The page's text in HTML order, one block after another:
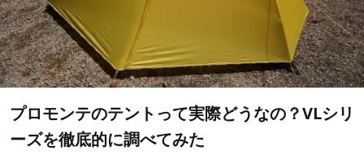
プロモンテのテントって実際どうなの？VLシリ
ーズを徹底的に調べてみた